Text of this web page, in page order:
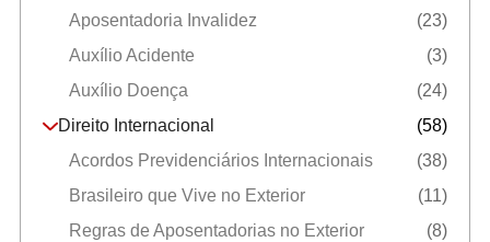
Aposentadoria Invalidez
(23)
Auxílio Acidente
(3)
Auxílio Doença
(24)
Direito Internacional
(58)
Acordos Previdenciários Internacionais
(38)
Brasileiro que Vive no Exterior
(11)
Regras de Aposentadorias no Exterior
(8)